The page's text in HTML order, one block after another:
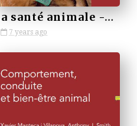
La santé animale -Principales maladies
7 years ago